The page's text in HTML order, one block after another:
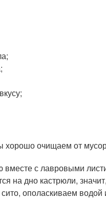
очищаем от
с лавровыми
на дно кастрюли,
ополаскиваем водой